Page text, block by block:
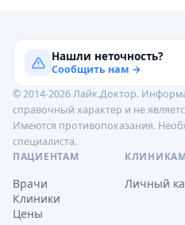
Нашли неточность?
Сообщить нам →
© 2014-2026 Лайк.Доктор.
справочный характер и не
Имеются противопоказания.
специалиста.
ПАЦИЕНТАМ
Врачи
Клиники
Цены
КЛИНИКАМ
Личный